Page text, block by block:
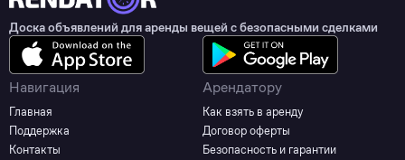
Доска объявлений для аренды вещей с безопасными сделками
Навигация
Главная
Поддержка
Контакты
Арендатору
Как взять в аренду
Договор оферты
Безопасность и гарантии